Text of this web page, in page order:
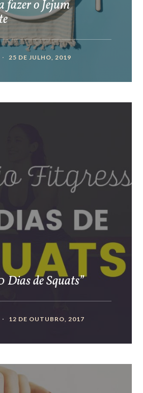
fazer o Jejum
25 DE JULHO, 2019
Dias de Squats”
12 DE OUTUBRO, 2017